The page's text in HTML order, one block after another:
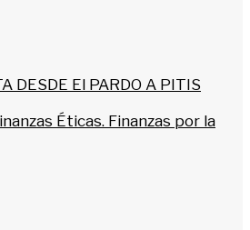
DESDE El PARDO A PITIS
Éticas. Finanzas por la